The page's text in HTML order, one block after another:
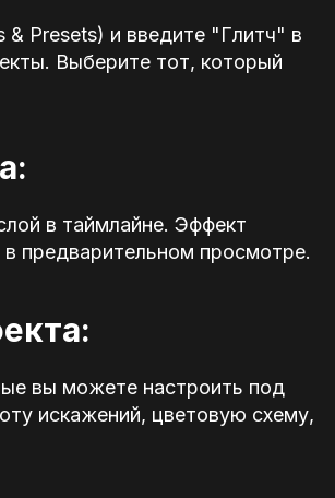
Presets) и введите "Глитч" в
Выберите тот, который
в таймлайне. Эффект
предварительном просмотре.
вы можете настроить под
искажений, цветовую схему,